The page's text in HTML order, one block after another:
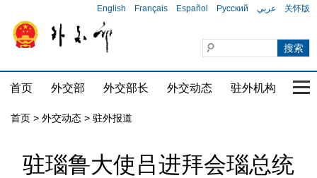
English Français Español Русский عربي 关怀版
首页 外交部 外交部长 外交动态 驻外机构 国
首页 > 外交动态 > 驻外报道
驻瑙鲁大使吕进拜会瑙总统